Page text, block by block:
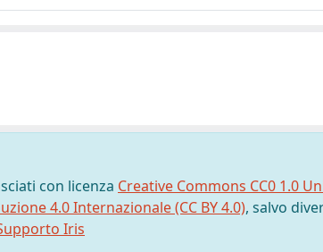
con licenza Creative Commons CC0 1.0
4.0 Internazionale (CC BY 4.0), salvo
Iris